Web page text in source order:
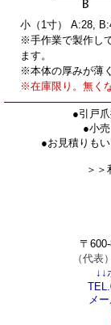
小（1寸） A:28,
※手作業で製作し
ます。
※本体の厚みが薄
※在庫限り。無く
●引戸
●小
●お見積りも
＞
〒
（代表
↓↓
メー